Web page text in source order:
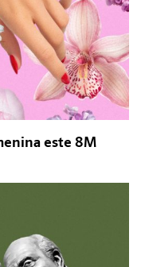
este 8M